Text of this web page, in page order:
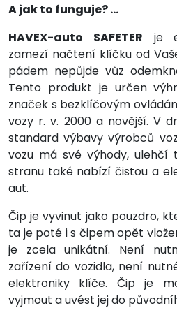
A jak to funguje? …
HAVEX-auto SAFETER je
zamezí načtení klíčku od
pádem nepůjde vůz
Tento produkt je určen
značek s bezklíčovým
vozy r. v. 2000 a novější. V
standard výbavy výrobců
vozu má své výhody, ulehčí
stranu také nabízí čistou a
aut.
Čip je vyvinut jako pouzdro,
ta je poté i s čipem opět
je zcela unikátní. Není
zařízení do vozidla, není
elektroniky klíče. Čip je
vyjmout a uvést jej do